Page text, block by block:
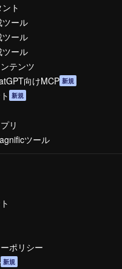
ト
ール
ール
ール
テンツ
向けMCP 新規
新規
リ
ツール
ポリシー
新規